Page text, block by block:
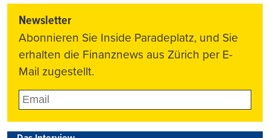
Newsletter
Abonnieren Sie Inside Paradeplatz, und Sie
erhalten die Finanznews aus Zürich per E-
Mail zugestellt.